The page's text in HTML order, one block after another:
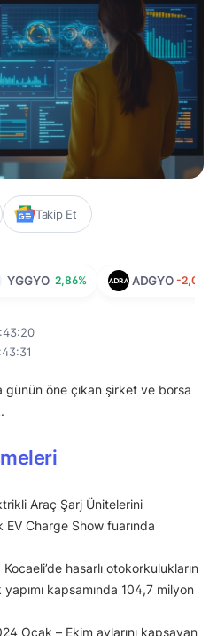
Takip Et
YGGYO 2,86% ADGYO -2,04%
günün öne çıkan şirket ve borsa
Araç Şarj Ünitelerini
Charge Show fuarında
Kocaeli’de hasarlı otokorkulukların
kapsamında 104,7 milyon
Ocak – Ekim aylarını kapsayan